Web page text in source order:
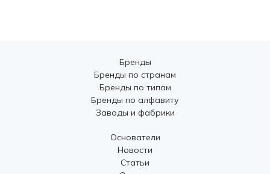
Бренды
Бренды по странам
Бренды по типам
Бренды по алфавиту
Заводы и фабрики
Основатели
Новости
Статьи